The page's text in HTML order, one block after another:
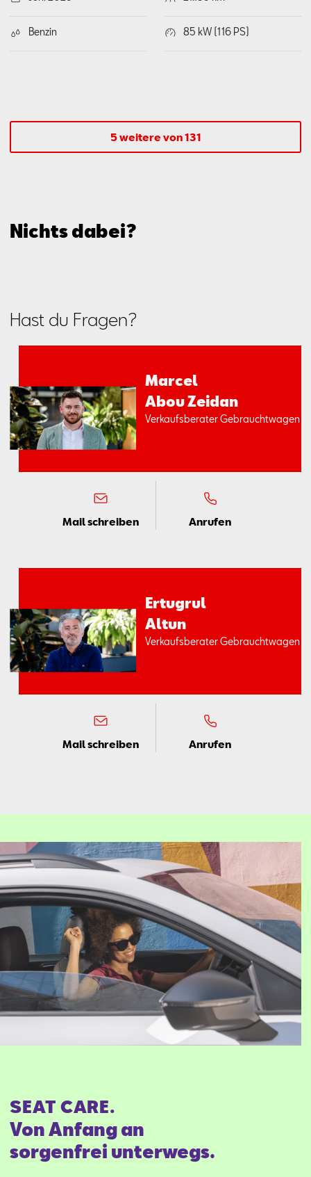
Benzin 85 kW (116 PS)
5 weitere von 131
Nichts dabei?
Hast du Fragen?
Mar­cel
Abou Zei­dan
Ver­kaufs­be­ra­ter Ge­braucht­wa­gen
Mail schreiben Anrufen
Er­tu­grul
Altun
Ver­kaufs­be­ra­ter Ge­braucht­wa­gen
Mail schreiben Anrufen
SEAT CARE.
Von Anfang an
sorgenfrei unterwegs.